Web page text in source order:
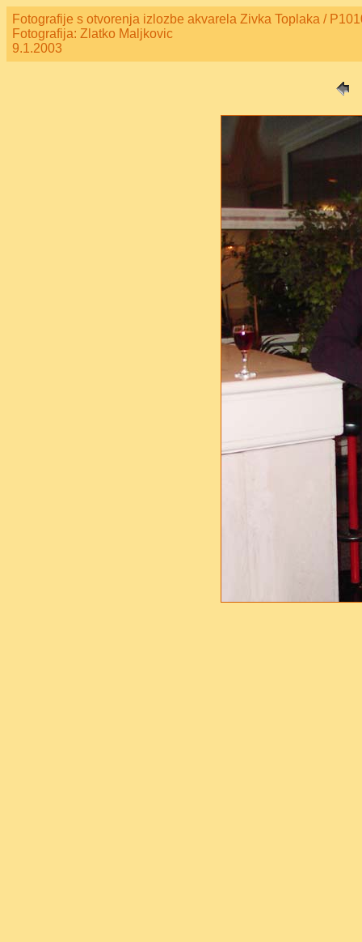
Fotografije s otvorenja izlozbe akvarela Zivka Toplaka /
Fotografija: Zlatko Maljkovic
9.1.2003